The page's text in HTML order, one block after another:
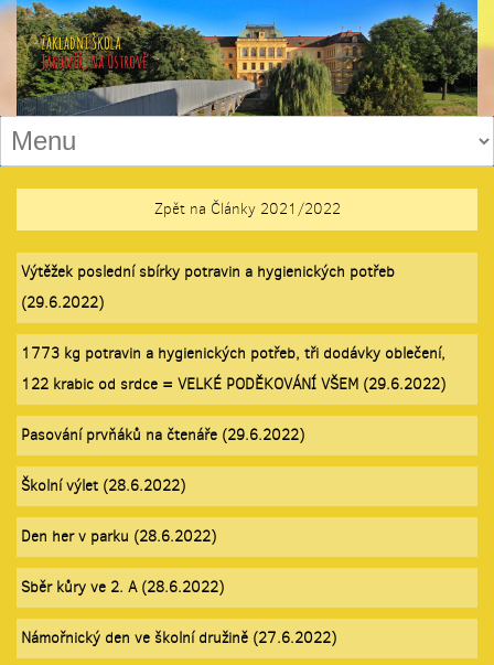
Zpět na Články 2021/2022
Výtěžek poslední sbírky potravin a hygienických potřeb
(29.6.2022)
1773 kg potravin a hygienických potřeb, tři dodávky oblečení,
122 krabic od srdce = VELKÉ PODĚKOVÁNÍ VŠEM (29.6.2022)
Pasování prvňáků na čtenáře (29.6.2022)
Školní výlet (28.6.2022)
Den her v parku (28.6.2022)
Sběr kůry ve 2. A (28.6.2022)
Námořnický den ve školní družině (27.6.2022)